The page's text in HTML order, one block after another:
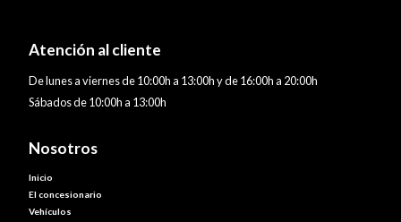
Atención al cliente
De lunes a viernes de 10:00h a 13:00h y de 16:00h a 20:00h
Sábados de 10:00h a 13:00h
Nosotros
Inicio
El concesionario
Vehículos